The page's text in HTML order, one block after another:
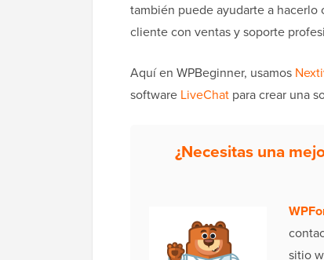
también puede ayudarte a hacerlo
cliente con ventas y soporte
Aquí en WPBeginner, usamos
software LiveChat para crear una
¿Necesitas una
sitio